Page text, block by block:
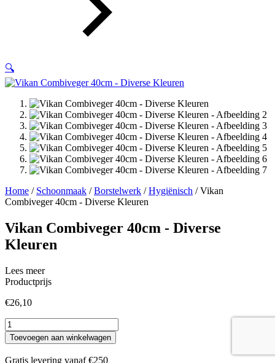
🔍
Home / Schoonmaak /Borstelwerk /Hygiënisch / Vikan
Combiveger 40cm - Diverse Kleuren
Vikan Combiveger 40cm - Diverse
Kleuren
Lees meer
Productprijs
€26,10
Vikan
Combiveger
40cm
-
Toevoegen aan winkelwagen
Gratis levering vanaf €250